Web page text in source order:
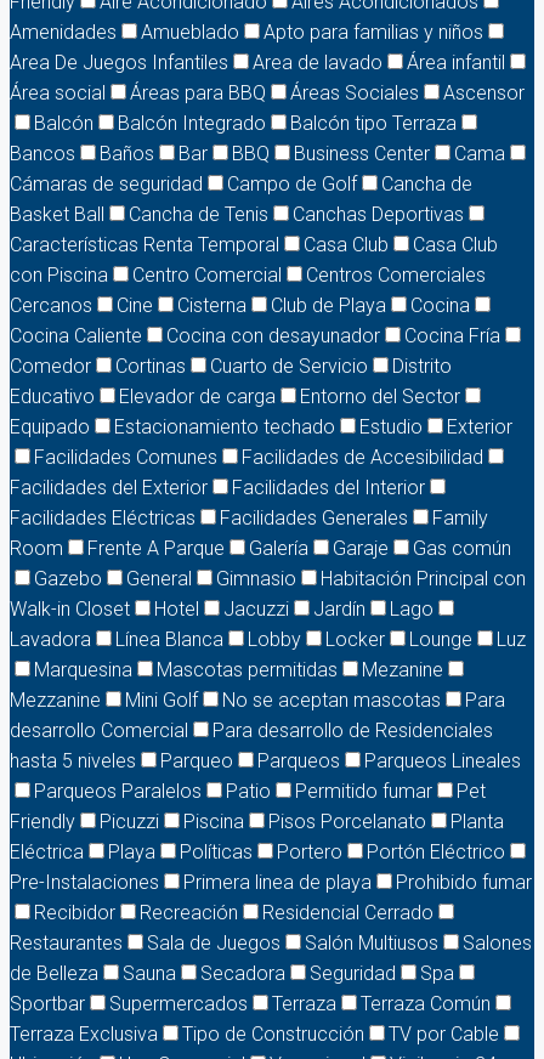
Amenidades
Amueblado
Apto para familias y niños
Area De Juegos Infantiles
Area de lavado
Área infantil
Área social
Áreas para BBQ Áreas Sociales
Ascensor
Balcón
Balcón Integrado
Balcón tipo Terraza
Bancos
Baños Bar BBQ Business Center
Cama
Cámaras de seguridad
Campo de Golf
Cancha de
Basket Ball
Cancha de Tenis
Canchas Deportivas
Características Renta Temporal
Casa Club
Casa Club
con Piscina
Centro Comercial
Centros Comerciales
Cercanos
Cine Cisterna Club de Playa
Cocina
Cocina Caliente
Cocina con desayunador
Cocina Fría
Comedor
Cortinas Cuarto de Servicio
Distrito
Educativo
Elevador de carga
Entorno del Sector
Equipado
Estacionamiento techado Estudio
Exterior
Facilidades Comunes
Facilidades de Accesibilidad
Facilidades del Exterior
Facilidades del Interior
Facilidades Eléctricas
Facilidades Generales
Family
Room
Frente A Parque Galería Garaje
Gas común
Gazebo
General Gimnasio
Habitación Principal con
Walk-in Closet
Hotel Jacuzzi Jardín
Lago
Lavadora
Línea Blanca Lobby Locker Lounge
Luz
Marquesina
Mascotas permitidas
Mezanine
Mezzanine
Mini Golf No se aceptan mascotas
Para
desarrollo Comercial
Para desarrollo de Residenciales
hasta 5 niveles
Parqueo Parqueos
Parqueos Lineales
Parqueos Paralelos
Patio Permitido fumar
Pet
Friendly
Picuzzi Piscina Pisos Porcelanato
Planta
Eléctrica
Playa Políticas Portero
Portón Eléctrico
Pre-Instalaciones
Primera linea de playa
Prohibido fumar
Recibidor
Recreación
Residencial Cerrado
Restaurantes
Sala de Juegos Salón Multiusos
Salones
de Belleza
Sauna Secadora Seguridad
Spa
Sportbar
Supermercados Terraza
Terraza Común
Terraza Exclusiva
Tipo de Construcción
TV por Cable